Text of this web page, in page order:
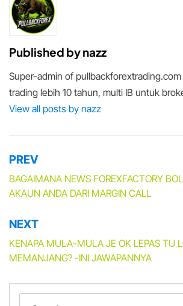
Published bynazz
Super-admin of
trading lebih 10 tahun, multi IB untuk
View all posts by nazz
Post
navigation
PREV
BAGAIMANA NEWS FOREXFACTORY
AKAUN ANDA DARI MARGIN CALL
NEXT
KENAPA MULA-MULA JE OK LEPAS TU
MEMANJANG? -INI JAWAPANNYA